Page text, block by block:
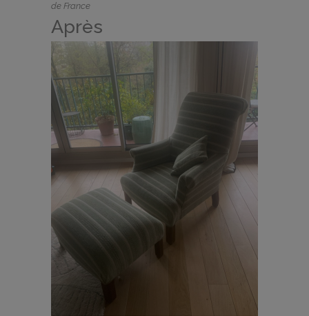
de France
Après